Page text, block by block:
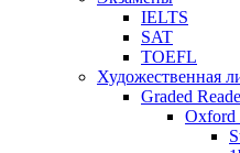
IELTS
SAT
TOEFL
Художественная
Graded
Oxford